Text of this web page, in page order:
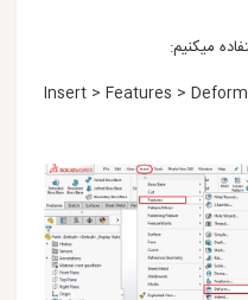
میکنیم:
Insert > Features > Deform